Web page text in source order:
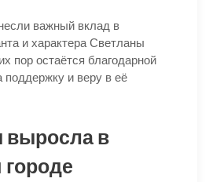
важный вклад в
и характера Светланы
пор остаётся благодарной
и веру в её
выросла в